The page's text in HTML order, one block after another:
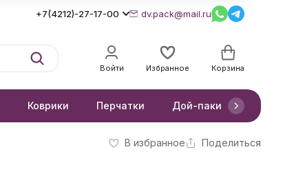
+7(4212)-27-17-00 dv.pack@mail.ru
Войти Избранное Корзина
Коврики Перчатки Дой-паки
В избранное Поделиться